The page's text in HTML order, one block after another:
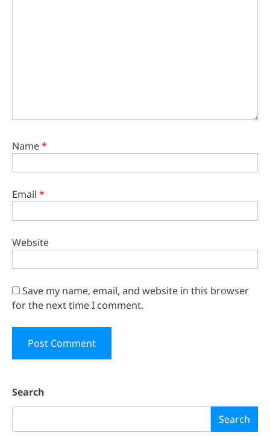
Name*
Email *
Website
Save my name, email, and website in this browser
for the next time I comment.
Search
Search